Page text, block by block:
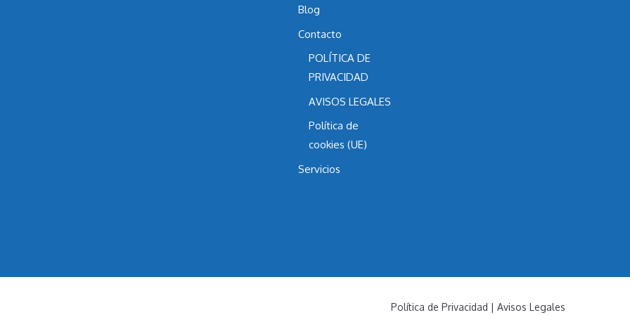
Blog
Contacto
POLÍTICA DE
PRIVACIDAD
AVISOS LEGALES
Política de
cookies (UE)
Servicios
Política de Privacidad | Avisos Legales